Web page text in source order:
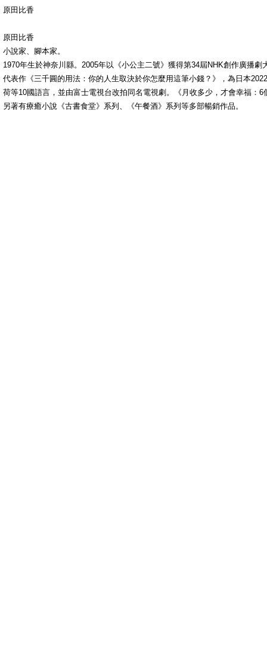
原田比香
原田比香
小說家、腳本家。
1970年生於神奈川縣。2005年以《小公主二號》獲得第34屆NHK創作廣播
代表作《三千圓的用法：你的人生取決於你怎麼用這筆小錢？》，為日本
荷等10國語言，並由富士電視台改拍同名電視劇。《月收多少，才會幸福：
另著有療癒小說《古書食堂》系列、《午餐酒》系列等多部暢銷作品。